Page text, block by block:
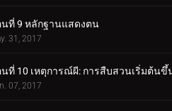
นที่ 9 หลักฐานแสดงตน
31, 2017
นที่ 10 เหตุการณ์ผี: การสืบสวนเริ่มต้นขึ้
07, 2017